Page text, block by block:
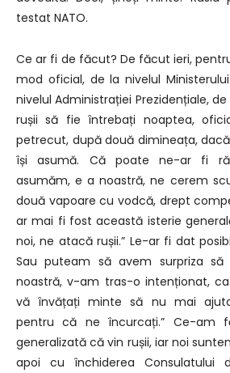
testat NATO.
Ce ar fi de făcut? De făcut ieri,
mod oficial, de la nivelul
nivelul Administrației Prezidențiale,
rușii să fie întrebați noaptea,
petrecut, după două dimineața,
își asumă. Că poate ne-ar fi
asumăm, e a noastră, ne cerem
două vapoare cu vodcă, drept
ar mai fi fost această isterie
noi, ne atacă rușii.” Le-ar fi dat
Sau puteam să avem surpriza să
noastră, v-am tras-o intenționat,
vă învățați minte să nu mai
pentru că ne încurcați.” Ce-am
generalizată că vin rușii, iar noi
apoi cu închiderea Consulatului